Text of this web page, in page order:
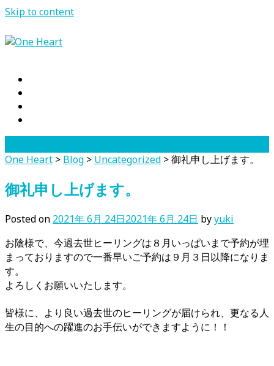
Skip to content
One Heart > Blog > Uncategorized >御礼申し上げます。
御礼申し上げます。
Posted on 2021年 6月 24日2021年 6月 24日 byyuki
お陰様で、今過去世ヒーリングは８月いっぱいまで予約が埋
まっておりますので一番早いご予約は９月３日以降になりま
す。
よろしくお願いいたします。
皆様に、より良い過去世のヒーリングが届けられ、更なる人
生の目的への躍進のお手伝いができますように！！